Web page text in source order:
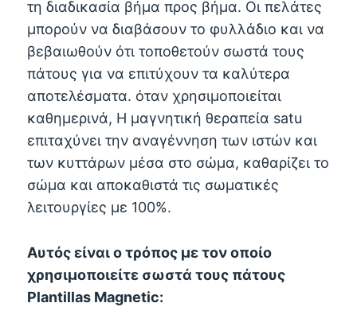
τη διαδικασία βήμα προς βήμα. Οι πελάτες
μπορούν να διαβάσουν το φυλλάδιο και να
βεβαιωθούν ότι τοποθετούν σωστά τους
πάτους για να επιτύχουν τα καλύτερα
αποτελέσματα. όταν χρησιμοποιείται
καθημερινά, Η μαγνητική θεραπεία satu
επιταχύνει την αναγέννηση των ιστών και
των κυττάρων μέσα στο σώμα, καθαρίζει το
σώμα και αποκαθιστά τις σωματικές
λειτουργίες με 100%.
Αυτός είναι ο τρόπος με τον οποίο
χρησιμοποιείτε σωστά τους πάτους
Plantillas Magnetic: